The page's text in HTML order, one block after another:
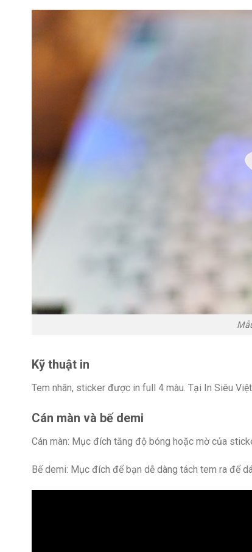
Kỹ thuật in
Tem nhãn, sticker được in full 4 màu. Tại In Siêu
Cán màn và bế demi
Cán màn: Mục đích tăng độ bóng hoặc mờ của
Bế demi: Mục đích để bạn dễ dàng tách tem ra để